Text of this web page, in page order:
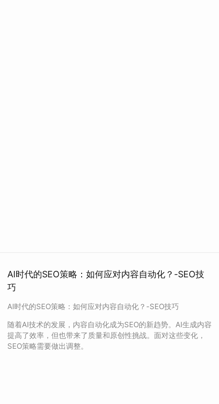
AI时代的SEO策略：如何应对内容自动化？-SEO技
巧
AI时代的SEO策略：如何应对内容自动化？-SEO技巧
随着AI技术的发展，内容自动化成为SEO的新趋势。AI生成内容
提高了效率，但也带来了质量和原创性挑战。面对这些变化，
SEO策略需要做出调整。